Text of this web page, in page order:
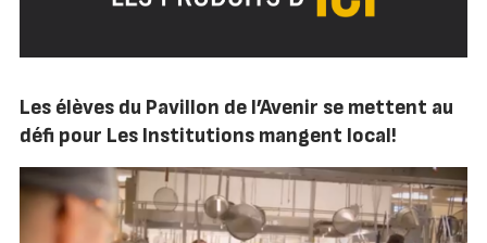
Les élèves du Pavillon de l’Avenir se mettent au
défi pour Les Institutions mangent local!